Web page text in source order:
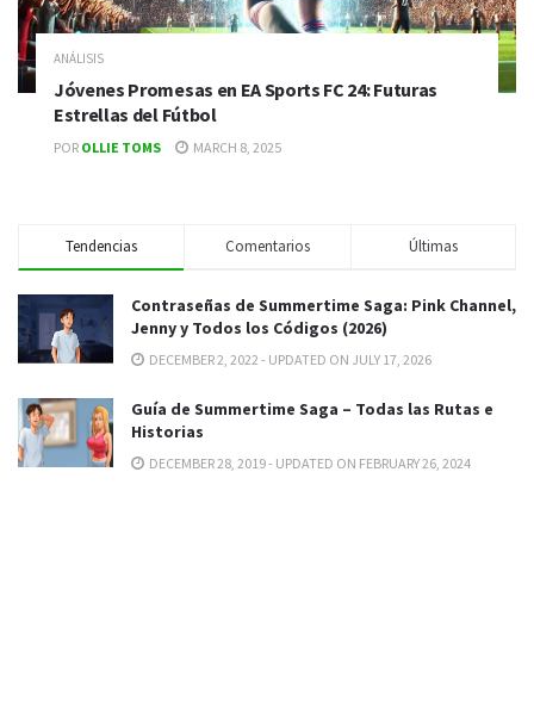
ANÁLISIS
Jóvenes Promesas en EA Sports FC 24: Futuras
Estrellas del Fútbol
POR OLLIE TOMS MARCH 8, 2025
Tendencias Comentarios Últimas
Contraseñas de Summertime Saga: Pink Channel,
Jenny y Todos los Códigos (2026)
DECEMBER 2, 2022 - UPDATED ON JULY 17, 2026
Guía de Summertime Saga – Todas las Rutas e
Historias
DECEMBER 28, 2019 - UPDATED ON FEBRUARY 26, 2024